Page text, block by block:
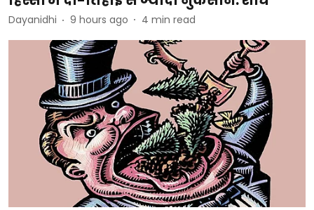
Dayanidhi 9 hours ago 4 min read